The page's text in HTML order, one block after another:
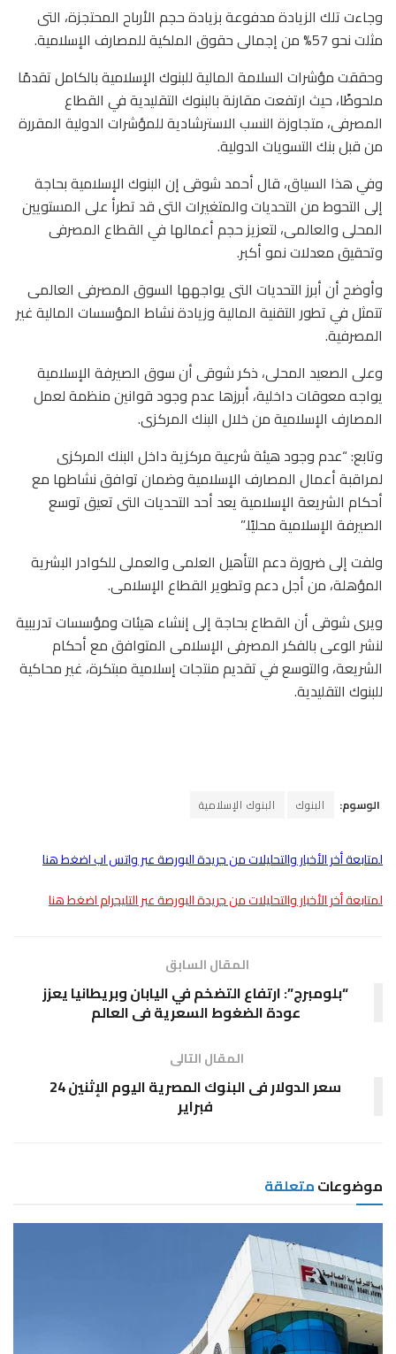
وجاءت تلك الزيادة مدفوعة بزيادة حجم الأرباح المحتجزة، التى
مثلت نحو 57% من إجمالى حقوق الملكية للمصارف الإسلامية.
وحققت مؤشرات السلامة المالية للبنوك الإسلامية بالكامل تقدمًا
ملحوظًا، حيث ارتفعت مقارنة بالبنوك التقليدية في القطاع
المصرفى، متجاوزة النسب الاسترشادية للمؤشرات الدولية المقررة
من قبل بنك التسويات الدولية.
وفي هذا السياق، قال أحمد شوقى إن البنوك الإسلامية بحاجة
إلى التحوط من التحديات والمتغيرات التى قد تطرأ على المستويين
المحلى والعالمى، لتعزيز حجم أعمالها في القطاع المصرفى
وتحقيق معدلات نمو أكبر.
وأوضح أن أبرز التحديات التى يواجهها السوق المصرفى العالمى
تتمثل في تطور التقنية المالية وزيادة نشاط المؤسسات المالية غير
المصرفية.
وعلى الصعيد المحلى، ذكر شوقى أن سوق الصيرفة الإسلامية
يواجه معوقات داخلية، أبرزها عدم وجود قوانين منظمة لعمل
المصارف الإسلامية من خلال البنك المركزى.
وتابع: “عدم وجود هيئة شرعية مركزية داخل البنك المركزى
لمراقبة أعمال المصارف الإسلامية وضمان توافق نشاطها مع
أحكام الشريعة الإسلامية يعد أحد التحديات التى تعيق توسع
الصيرفة الإسلامية محليًا.”
ولفت إلى ضرورة دعم التأهيل العلمى والعملى للكوادر البشرية
المؤهلة، من أجل دعم وتطوير القطاع الإسلامى.
ويرى شوقى أن القطاع بحاجة إلى إنشاء هيئات ومؤسسات تدريبية
لنشر الوعى بالفكر المصرفى الإسلامى المتوافق مع أحكام
الشريعة، والتوسع في تقديم منتجات إسلامية مبتكرة، غير محاكية
للبنوك التقليدية.
الوسوم: البنوك البنوك الإسلامية
لمتابعة أخر الأخبار والتحليلات من جريدة البورصة عبر واتس اب اضغط هنا
لمتابعة أخر الأخبار والتحليلات من جريدة البورصة عبر التليجرام اضغط هنا
المقال السابق
“بلومبرج”: ارتفاع التضخم في اليابان وبريطانيا يعزز
عودة الضغوط السعرية فى العالم
المقال التالى
سعر الدولار فى البنوك المصرية اليوم الإثنين 24
فبراير
موضوعاتمتعلقة